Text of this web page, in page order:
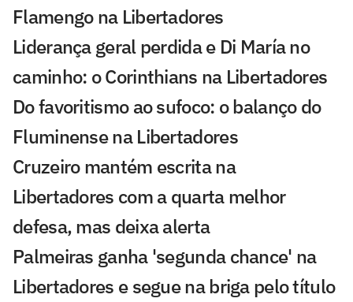
Flamengo na Libertadores
Liderança geral perdida e Di María no
caminho: o Corinthians na Libertadores
Do favoritismo ao sufoco: o balanço do
Fluminense na Libertadores
Cruzeiro mantém escrita na
Libertadores com a quarta melhor
defesa, mas deixa alerta
Palmeiras ganha 'segunda chance' na
Libertadores e segue na briga pelo título